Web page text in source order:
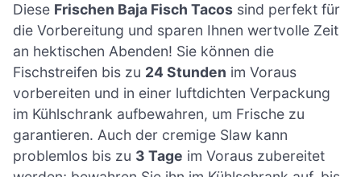
Diese Frischen Baja Fisch Tacos sind perfekt für
die Vorbereitung und sparen Ihnen wertvolle Zeit
an hektischen Abenden! Sie können die
Fischstreifen bis zu 24 Stunden im Voraus
vorbereiten und in einer luftdichten Verpackung
im Kühlschrank aufbewahren, um Frische zu
garantieren. Auch der cremige Slaw kann
problemlos bis zu 3 Tage im Voraus zubereitet